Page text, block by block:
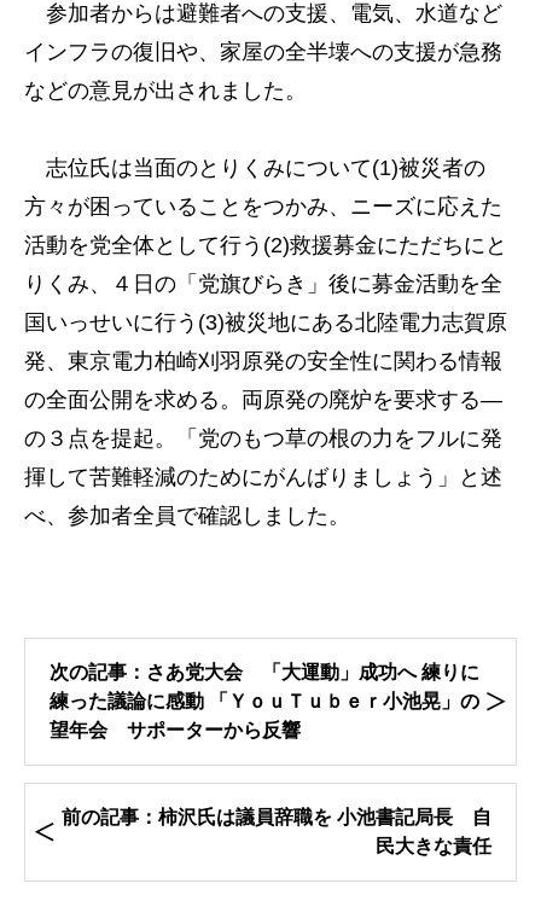
参加者からは避難者への支援、電気、水道など
インフラの復旧や、家屋の全半壊への支援が急務
などの意見が出されました。
志位氏は当面のとりくみについて(1)被災者の
方々が困っていることをつかみ、ニーズに応えた
活動を党全体として行う(2)救援募金にただちにと
りくみ、４日の「党旗びらき」後に募金活動を全
国いっせいに行う(3)被災地にある北陸電力志賀原
発、東京電力柏崎刈羽原発の安全性に関わる情報
の全面公開を求める。両原発の廃炉を要求する―
の３点を提起。「党のもつ草の根の力をフルに発
揮して苦難軽減のためにがんばりましょう」と述
べ、参加者全員で確認しました。
次の記事：さあ党大会 「大運動」成功へ 練りに
練った議論に感動 「ＹｏｕＴｕｂｅｒ小池晃」の
望年会 サポーターから反響
前の記事：柿沢氏は議員辞職を 小池書記局長 自
民大きな責任